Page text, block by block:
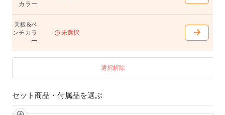
カラー
天板&ベ
ンチカラ
ー
未選択
選択解除
セット商品・付属品を選ぶ